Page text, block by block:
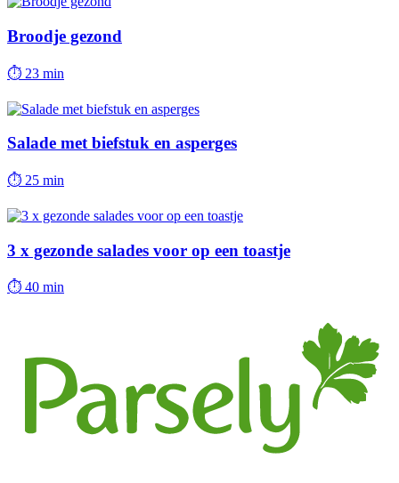
Broodje gezond
⏱ 23 min
Salade met biefstuk en asperges
⏱ 25 min
3 x gezonde salades voor op een toastje
⏱ 40 min